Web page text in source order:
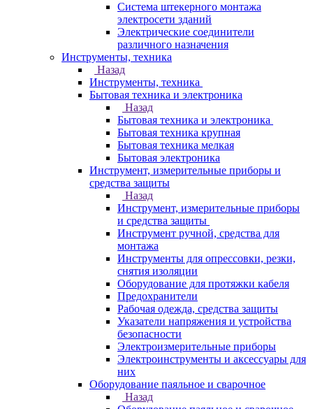
Система штекерного монтажа
электросети зданий
Электрические соединители
различного назначения
Инструменты, техника
Назад
Инструменты, техника
Бытовая техника и электроника
Назад
Бытовая техника и электроника
Бытовая техника крупная
Бытовая техника мелкая
Бытовая электроника
Инструмент, измерительные приборы и
средства защиты
Назад
Инструмент, измерительные приборы
и средства защиты
Инструмент ручной, средства для
монтажа
Инструменты для опрессовки, резки,
снятия изоляции
Оборудование для протяжки кабеля
Предохранители
Рабочая одежда, средства защиты
Указатели напряжения и устройства
безопасности
Электроизмерительные приборы
Электроинструменты и аксессуары для
них
Оборудование паяльное и сварочное
Назад